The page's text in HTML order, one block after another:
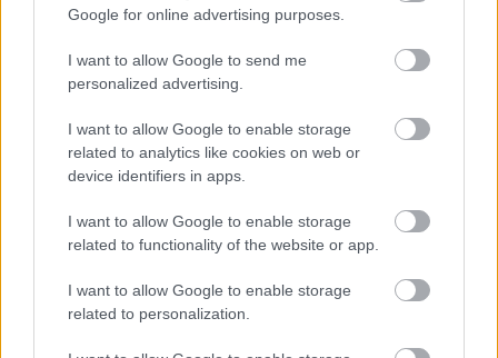
Google for online advertising purposes.
I want to allow Google to send me
personalized advertising.
I want to allow Google to enable storage
related to analytics like cookies on web or
device identifiers in apps.
I want to allow Google to enable storage
related to functionality of the website or app.
I want to allow Google to enable storage
related to personalization.
zodiaka zīmes šajā
nedēļas nogalē kārtīgi